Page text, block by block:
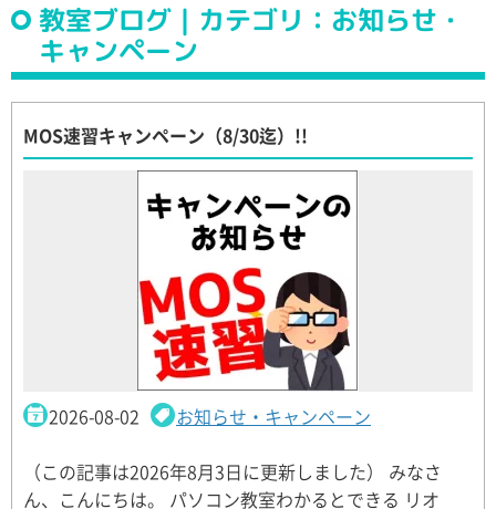
教室ブログ｜カテゴリ：お知らせ・
キャンペーン
MOS速習キャンペーン（8/30迄）!!
2026-08-02 お知らせ・キャンペーン
（この記事は2026年8月3日に更新しました） みなさ
ん、こんにちは。 パソコン教室わかるとできる リオ